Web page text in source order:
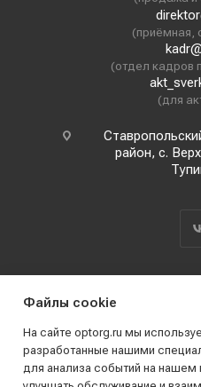
(приёмная,
(отдел кадров
(для
район, с.
2019 - 2026 © АО КПК
Файлы cookie
На сайте optorg.ru мы
разработанные нашими
для анализа событий на нашем